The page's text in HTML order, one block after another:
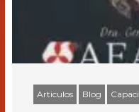
Articulos Blog